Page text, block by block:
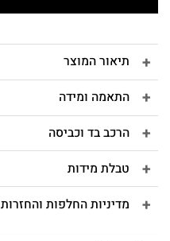
תיאור המוצר
התאמה ומידה
הרכב בד וכביסה
טבלת מידות
מדיניות החלפות והחזרות